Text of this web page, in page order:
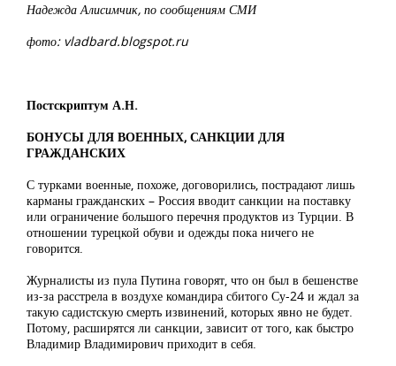
Надежда Алисимчик, по сообщениям СМИ
фото: vladbard.blogspot.ru
Постскриптум А.Н.
БОНУСЫ ДЛЯ ВОЕННЫХ, САНКЦИИ ДЛЯ
ГРАЖДАНСКИХ
С турками военные, похоже, договорились, пострадают лишь
карманы гражданских – Россия вводит санкции на поставку
или ограничение большого перечня продуктов из Турции. В
отношении турецкой обуви и одежды пока ничего не
говорится.
Журналисты из пула Путина говорят, что он был в бешенстве
из-за расстрела в воздухе командира сбитого Су-24 и ждал за
такую садистскую смерть извинений, которых явно не будет.
Потому, расширятся ли санкции, зависит от того, как быстро
Владимир Владимирович приходит в себя.